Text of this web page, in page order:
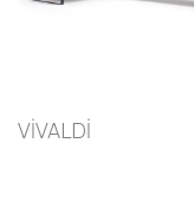
VİVALDİ